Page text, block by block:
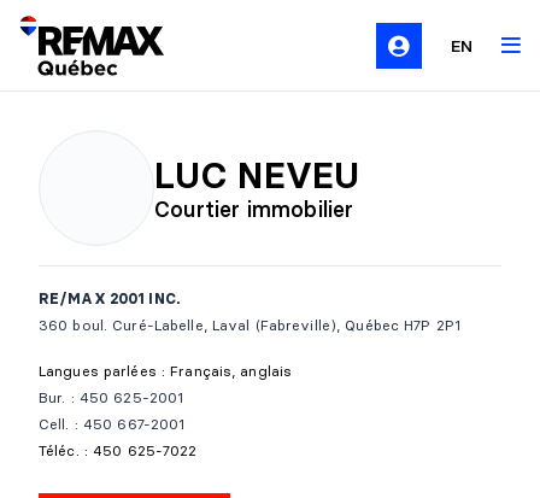
EN
LUC NEVEU
Courtier immobilier
RE/MAX 2001 INC.
360 boul. Curé-Labelle, Laval (Fabreville), Québec H7P 2P1
Langues parlées : Français, anglais
Bur. : 450 625-2001
Cell. : 450 667-2001
Téléc. : 450 625-7022